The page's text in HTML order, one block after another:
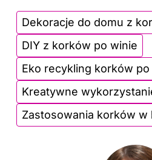
c
e
b
o
o
k
er
e
st
m
bl
r
d
di
t
Dekoracje do domu z
DIY z korków po winie
Eko recykling korków po
Kreatywne
Zastosowania korków w